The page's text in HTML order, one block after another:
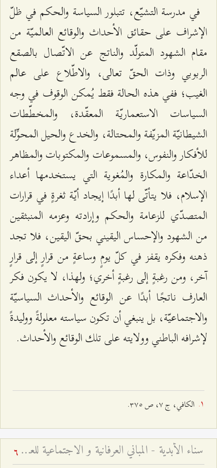
في مدرسة التشيّع، تتبلور السياسة والحكم في ظلّ
الإشراف على حقائق الأحداث والوقائع العالميّة من
مقام الشهود المتولّد والناتج عن الاتّصال بالصقع
الربوبي وذات الحقّ تعالى، والاطّلاع على عالم
الغيب؛ ففي هذه الحالة فقط يُمكن الوقوف في وجه
السياسات الاستعماريّة المعقّدة، والمخطّطات
الشيطانيّة المزيّفة والمحتالة، والخدع والحيل المحوِّلة
للأفكار والنفوس، والمسموعات والمكتوبات والمظاهر
الخدّاعة والمكارة والمُغوية التي يستخدمها أعداء
الإسلام، فلا يتأتّى لها أبدًا إيجاد أيّة ثغرةٍ في قرارات
المتصدّي للزعامة والحكم وإرادته وعزمه المنبثقين
من الشهود والإحساس اليقيني بحقّ اليقين، فلا تجد
ذهنه وفكره يقفز في كلّ يومٍ وساعةٍ من قرارٍ إلى قرارٍ
آخر، ومن رغبةٍ إلى رغبةٍ أخري؛ ولهذا، لا يكون فكر
العارف ناتجًا أبدًا عن الوقائع والأحداث السياسيّة
والاجتماعيّة، بل ينبغي أن تكون سياسته معلولةً ووليدةً
لإشرافه الباطني وولايته على تلك الوقائع والأحداث.
الكافي، ج ۷، ص ٣۷٥.
سناء الأبدية - المباني العرفانية و الاجتماعية للعلامة الطهراني 6